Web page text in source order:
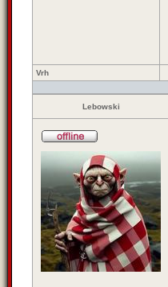
Vrh
Lebowski